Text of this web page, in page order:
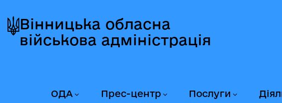
до
головного
до
головного
вмісту
до
головного
колонтитула
Вінницька обласна
військова адміністрація
ОДА Прес-центр Послуги